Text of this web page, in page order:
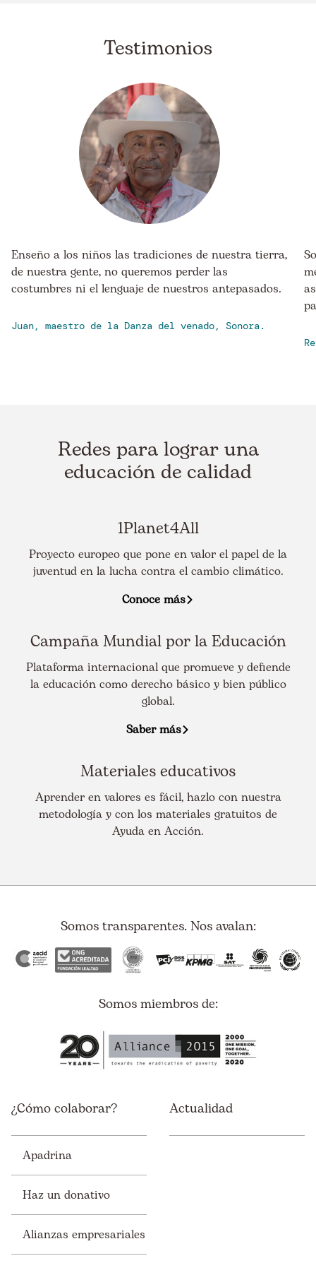
Testimonios
Enseño a los niños las tradiciones de nuestra tierra,
de nuestra gente, no queremos perder las
costumbres ni el lenguaje de nuestros antepasados.
Juan, maestro de la Danza del venado, Sonora.
Redes para lograr una
educación de calidad
1Planet4All
Proyecto europeo que pone en valor el papel de la
juventud en la lucha contra el cambio climático.
Conoce más
Campaña Mundial por la Educación
Plataforma internacional que promueve y defiende
la educación como derecho básico y bien público
global.
Saber más
Materiales educativos
Aprender en valores es fácil, hazlo con nuestra
metodología y con los materiales gratuitos de
Ayuda en Acción.
Somos transparentes. Nos avalan:
Somos miembros de:
¿Cómo colaborar?
Apadrina
Haz un donativo
Alianzas empresariales
Actualidad